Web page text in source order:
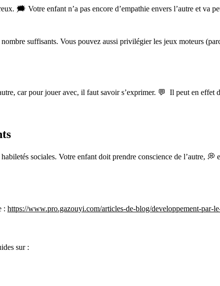
🗯 Votre enfant n’a pas encore d’empathie envers l’autre et va
suffisants. Vous pouvez aussi privilégier les jeux moteurs
car pour jouer avec, il faut savoir s’exprimer. 💬 Il peut en
sociales. Votre enfant doit prendre conscience de l’autre,
: https://www.pro.gazouyi.com/articles-de-blog/developpement-par-
sur :